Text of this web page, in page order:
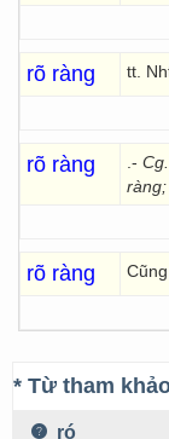
rõ ràng tt.
rõ ràng .- Cg.
ràng;
rõ ràng
* Từ tham
ró